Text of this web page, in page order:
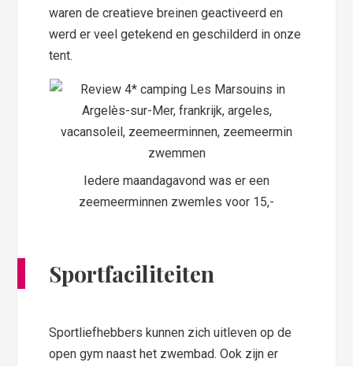
waren de creatieve breinen geactiveerd en
werd er veel getekend en geschilderd in onze
tent.
Iedere maandagavond was er een
zeemeerminnen zwemles voor 15,-
Sportfaciliteiten
Sportliefhebbers kunnen zich uitleven op de
open gym naast het zwembad. Ook zijn er